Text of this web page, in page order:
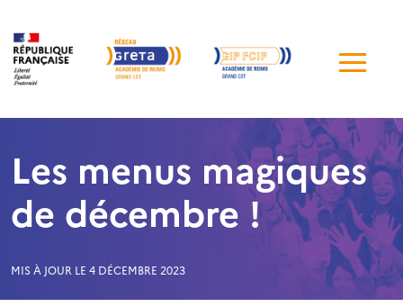
de
Les menus magiques
de décembre !
MIS À JOUR LE 4 DÉCEMBRE 2023